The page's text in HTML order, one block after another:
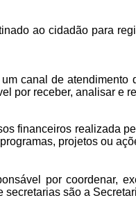
ao cidadão para
canal de
por receber, analisar e
financeiros realizada
projetos ou
por coordenar,
são a